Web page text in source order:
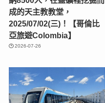
成的天主教教堂，
2025/07/02(三)！【哥倫比
亞旅遊Colombia】
2026-07-26